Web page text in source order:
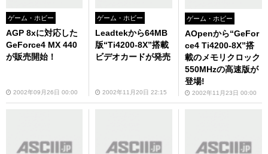
ゲーム・ホビー
AGP 8xに対応した
GeForce4 MX 440
が販売開始！
2002年09月26日 00:00
ゲーム・ホビー
Leadtekから64MB
版“Ti4200-8X”搭載
ビデオカードが発売
2002年11月20日 22:15
ゲーム・ホビー
AOpenから“GeFor
ce4 Ti4200-8X”搭
載のメモリクロック
550MHzの高速版が
登場!
2002年11月23日 00:00